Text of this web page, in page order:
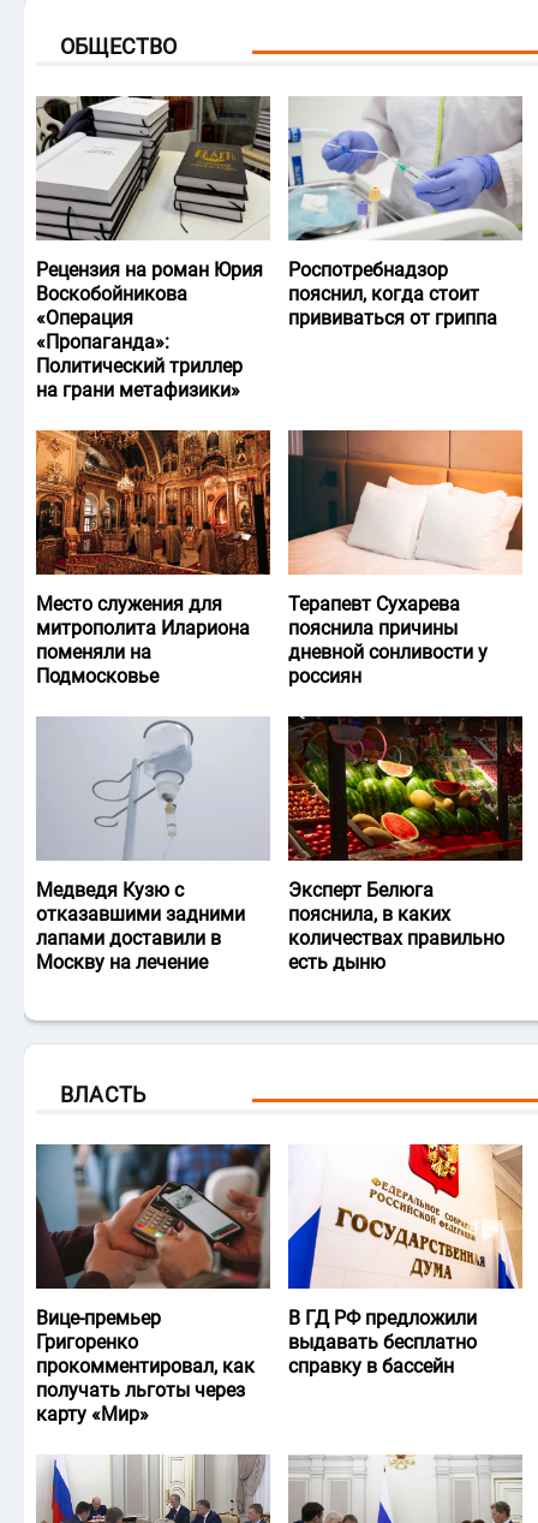
ОБЩЕСТВО
Рецензия на роман Юрия
Воскобойникова
«Операция
«Пропаганда»:
Политический триллер
на грани метафизики»
Роспотребнадзор
пояснил, когда стоит
прививаться от гриппа
Место служения для
митрополита Илариона
поменяли на
Подмосковье
Терапевт Сухарева
пояснила причины
дневной сонливости у
россиян
Медведя Кузю с
отказавшими задними
лапами доставили в
Москву на лечение
Эксперт Белюга
пояснила, в каких
количествах правильно
есть дыню
ВЛАСТЬ
Вице-премьер
Григоренко
прокомментировал, как
получать льготы через
карту «Мир»
В ГД РФ предложили
выдавать бесплатно
справку в бассейн